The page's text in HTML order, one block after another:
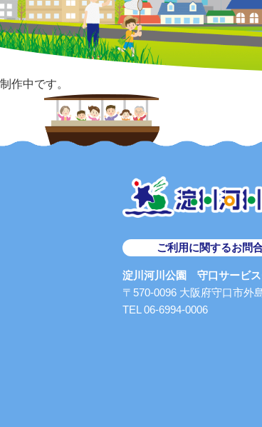
制作中です。
ご利用に関するお問
淀川河川公園 守口サービ
〒570-0096 大阪府守口市外
TEL 06-6994-0006